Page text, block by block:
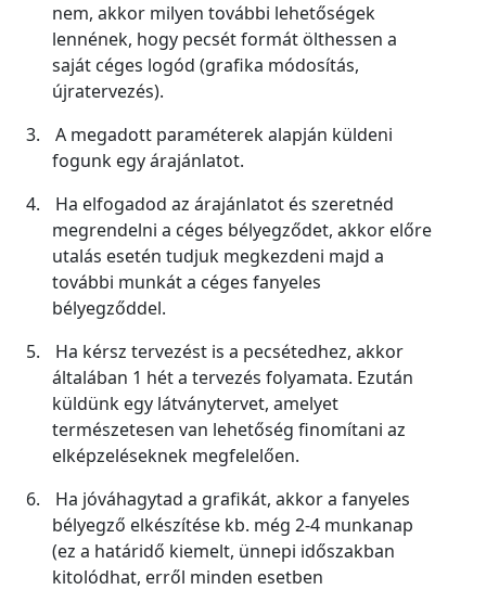
nem, akkor milyen további lehetőségek
lennének, hogy pecsét formát ölthessen a
saját céges logód (grafika módosítás,
újratervezés).
3.
A megadott paraméterek alapján küldeni
fogunk egy árajánlatot.
4.
Ha elfogadod az árajánlatot és szeretnéd
megrendelni a céges bélyegződet, akkor előre
utalás esetén tudjuk megkezdeni majd a
további munkát a céges fanyeles
bélyegződdel.
5.
Ha kérsz tervezést is a pecsétedhez, akkor
általában 1 hét a tervezés folyamata. Ezután
küldünk egy látványtervet, amelyet
természetesen van lehetőség finomítani az
elképzeléseknek megfelelően.
6.
Ha jóváhagytad a grafikát, akkor a fanyeles
bélyegző elkészítése kb. még 2-4 munkanap
(ez a határidő kiemelt, ünnepi időszakban
kitolódhat, erről minden esetben